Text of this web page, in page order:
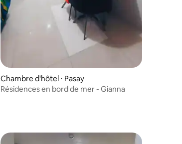
Chambre d'hôtel ⋅ Pasay
Résidences en bord de mer - Gianna